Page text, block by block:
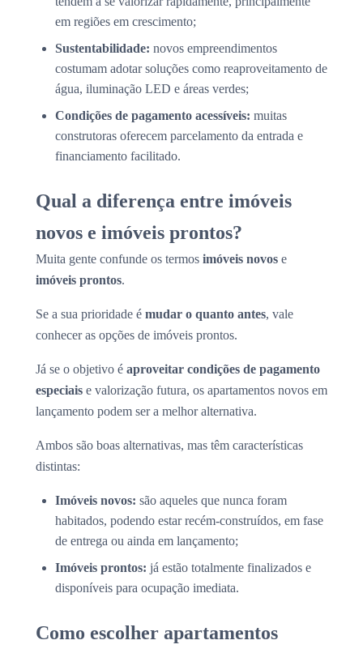
em regiões em crescimento;
Sustentabilidade: novos empreendimentos
costumam adotar soluções como reaproveitamento de
água, iluminação LED e áreas verdes;
Condições de pagamento acessíveis: muitas
construtoras oferecem parcelamento da entrada e
financiamento facilitado.
Qual a diferença entre imóveis
novos e imóveis prontos?
Muita gente confunde os termos imóveis novos e
imóveis prontos.
Se a sua prioridade é mudar o quanto antes, vale
conhecer as opções de imóveis prontos.
Já se o objetivo é aproveitar condições de pagamento
especiais e valorização futura, os apartamentos novos em
lançamento podem ser a melhor alternativa.
Ambos são boas alternativas, mas têm características
distintas:
Imóveis novos: são aqueles que nunca foram
habitados, podendo estar recém-construídos, em fase
de entrega ou ainda em lançamento;
Imóveis prontos: já estão totalmente finalizados e
disponíveis para ocupação imediata.
Como escolher apartamentos